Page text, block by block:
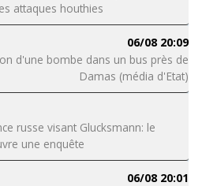
attaques houthies
06/08 20:09
d'une bombe dans un bus près de
Damas (média d'Etat)
russe visant Glucksmann: le
une enquête
06/08 20:01